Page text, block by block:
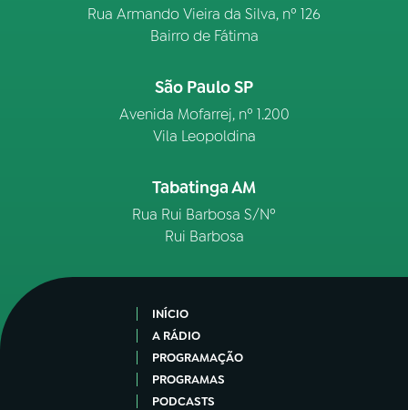
Rua Armando Vieira da Silva, nº 126
Bairro de Fátima
São Paulo SP
Avenida Mofarrej, nº 1.200
Vila Leopoldina
Tabatinga AM
Rua Rui Barbosa S/Nº
Rui Barbosa
INÍCIO
A RÁDIO
PROGRAMAÇÃO
PROGRAMAS
PODCASTS